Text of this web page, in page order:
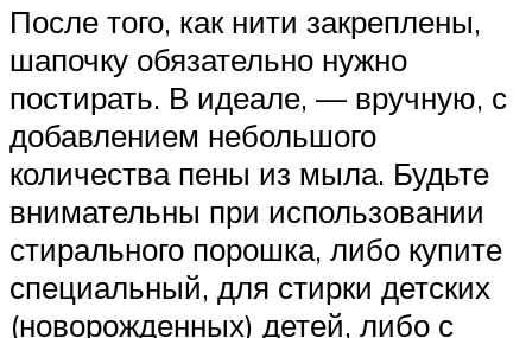
После того, как нити закреплены,
шапочку обязательно нужно
постирать. В идеале, — вручную, с
добавлением небольшого
количества пены из мыла. Будьте
внимательны при использовании
стирального порошка, либо купите
специальный, для стирки детских
(новорожденных) детей, либо с